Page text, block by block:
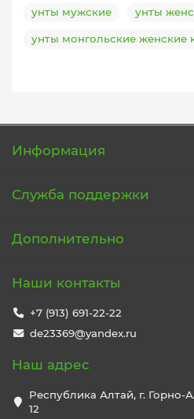
унты мужские унты
унты монгольские женские
Информация
Служба поддержки
Дополнительно
Наши контакты
+7 (913) 691-22-22
de23369@yandex.ru
Наш адрес
Республика Алтай, г. Горно-
12